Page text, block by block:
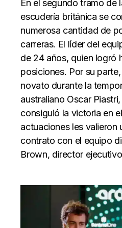
En el segundo tramo de
escudería británica se
numerosa cantidad de
carreras. El líder del
de 24 años, quien logró
posiciones. Por su
novato durante la
australiano Oscar
consiguió la victoria en
actuaciones les valieron
contrato con el equipo
Brown, director